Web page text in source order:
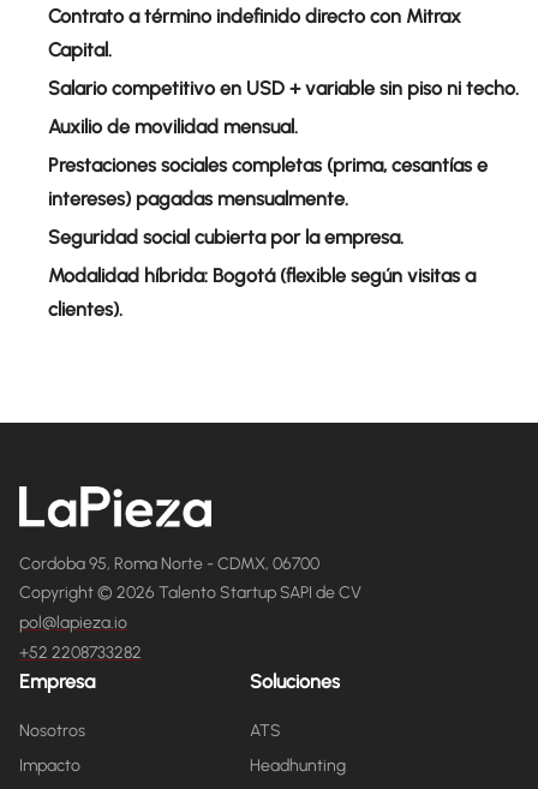
Contrato a término indefinido directo con Mitrax
Capital.
Salario competitivo en USD + variable sin piso ni techo.
Auxilio de movilidad mensual.
Prestaciones sociales completas (prima, cesantías e
intereses) pagadas mensualmente.
Seguridad social cubierta por la empresa.
Modalidad híbrida: Bogotá (flexible según visitas a
clientes).
Cordoba 95, Roma Norte - CDMX, 06700
Copyright © 2026 Talento Startup SAPI de CV
pol@lapieza.io
+52 2208733282
Empresa
Nosotros
Impacto
Soluciones
ATS
Headhunting